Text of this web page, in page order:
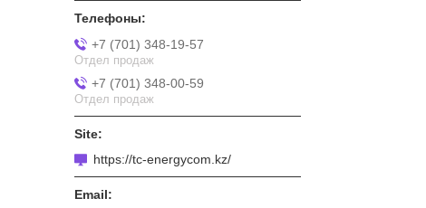
+7 (701) 348-19-57
Отдел продаж
+7 (701) 348-00-59
Отдел продаж
https://tc-energycom.kz/